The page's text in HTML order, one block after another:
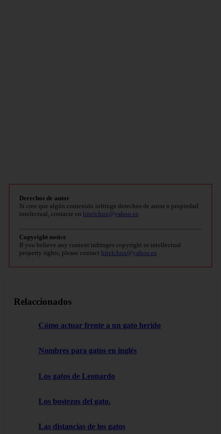
Derechos de autor
Si cree que algún contenido infringe derechos de autor o propiedad
intelectual, contacte en bitelchux@yahoo.es
Copyright notice
If you believe any content infringes copyright or intellectual
property rights, please contact bitelchux@yahoo.es
Relaccionados
Cómo actuar frente a un gato herido
Nombres para gatos en inglés
Los gatos de Leonardo
Los bostezos del gato.
Las distancias de los gatos